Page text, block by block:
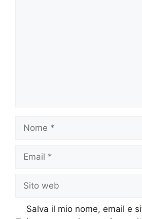
Nome
Email
Sito
web
Salva il mio nome, email e